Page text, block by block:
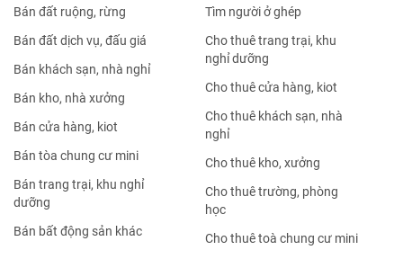
Bán đất ruộng, rừng
Bán đất dịch vụ, đấu giá
Bán khách sạn, nhà nghỉ
Bán kho, nhà xưởng
Bán cửa hàng, kiot
Bán tòa chung cư mini
Bán trang trại, khu nghỉ
dưỡng
Bán bất động sản khác
Tìm người ở ghép
Cho thuê trang trại, khu
nghỉ dưỡng
Cho thuê cửa hàng, kiot
Cho thuê khách sạn, nhà
nghỉ
Cho thuê kho, xưởng
Cho thuê trường, phòng
học
Cho thuê toà chung cư mini